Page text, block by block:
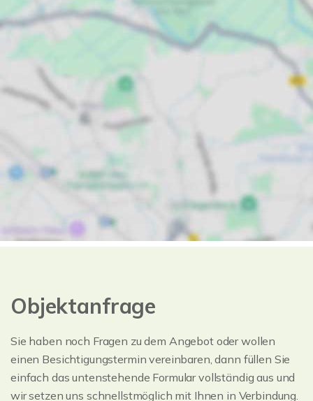
Objektanfrage
Sie haben noch Fragen zu dem Angebot oder wollen
einen Besichtigungstermin vereinbaren, dann füllen Sie
einfach das untenstehende Formular vollständig aus und
wir setzen uns schnellstmöglich mit Ihnen in Verbindung.